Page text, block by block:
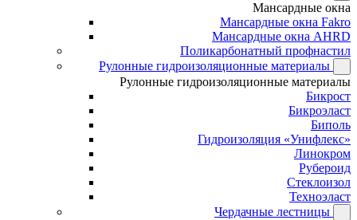
Мансардные окна
Мансардные окна Fakro
Мансардные окна AHRD
Поликарбонатный профнастил
Рулонные гидроизоляционные материалы
Рулонные гидроизоляционные материалы
Бикрост
Бикроэласт
Биполь
Гидроизоляция «Унифлекс»
Линокром
Рубероид
Стеклоизол
Техноэласт
Чердачные лестницы